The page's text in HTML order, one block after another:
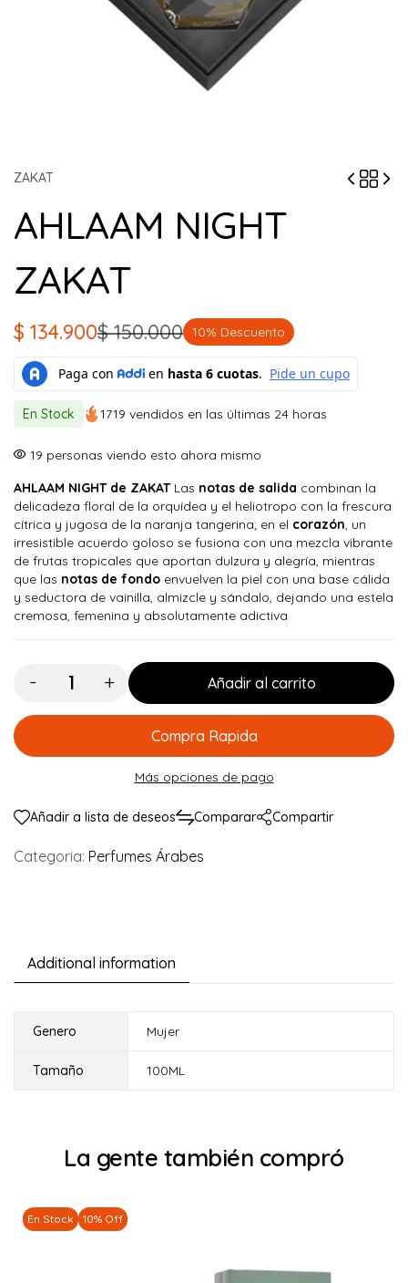
ZAKAT
AHLAAM NIGHT
ZAKAT
$150.000
El
precio
original
era:
$ 150.000.
$ 134.900
El
precio
actual
es:
$ 134.900.
10% Descuento
En Stock 1719 vendidos en las últimas 24 horas
19 personas viendo esto ahora mismo
AHLAAM NIGHT de ZAKATLas notas de salida combinan la
delicadeza floral de la orquídea y el heliotropo con la frescura
cítrica y jugosa de la naranja tangerina; en el corazón , un
irresistible acuerdo goloso se fusiona con una mezcla vibrante
de frutas tropicales que aportan dulzura y alegría, mientras
que las notas de fondo envuelven la piel con una base cálida
y seductora de vainilla, almizcle y sándalo, dejando una estela
cremosa, femenina y absolutamente adictiva
Cantidad:
Añadir al carrito
Compra Rapida
Más opciones de pago
Añadir a lista de deseos Comparar Compartir
Categoria: Perfumes Árabes
Additional information
Genero Mujer
Tamaño 100ML
La gente también compró
En Stock 10% Off